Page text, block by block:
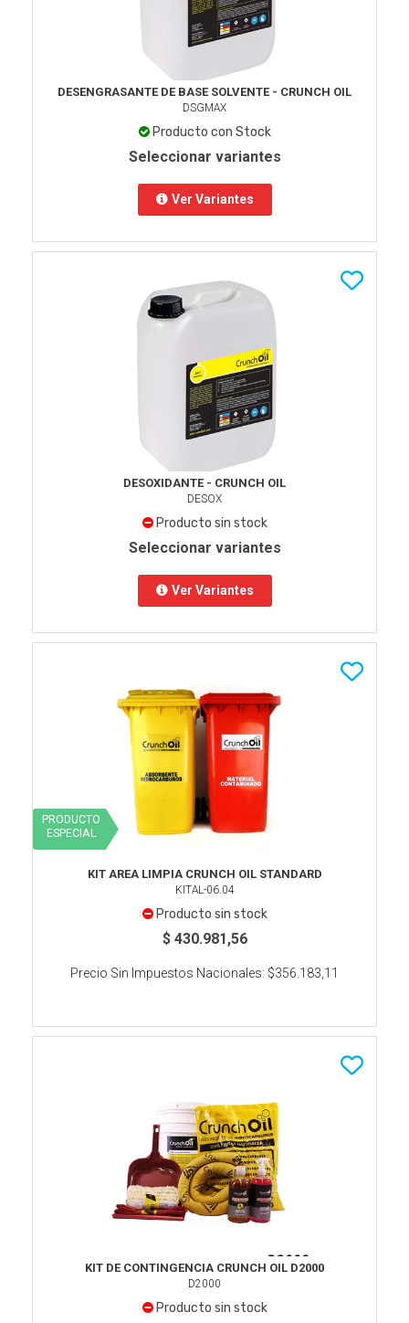
DESENGRASANTE DE BASE SOLVENTE - CRUNCH OIL
DSGMAX
Producto con Stock
Seleccionar variantes
Ver Variantes
DESOXIDANTE - CRUNCH OIL
DESOX
Producto sin stock
Seleccionar variantes
Ver Variantes
PRODUCTO
ESPECIAL
KIT AREA LIMPIA CRUNCH OIL STANDARD
KITAL-06.04
Producto sin stock
$ 430.981,56
Precio Sin Impuestos Nacionales: $356.183,11
KIT DE CONTINGENCIA CRUNCH OIL D2000
D2000
Producto sin stock